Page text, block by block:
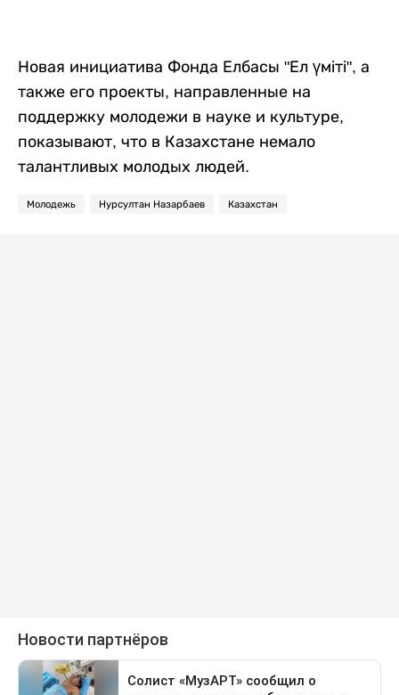
Новая инициатива Фонда Елбасы "Ел үміті", а
также его проекты, направленные на
поддержку молодежи в науке и культуре,
показывают, что в Казахстане немало
талантливых молодых людей.
Молодежь Нурсултан Назарбаев Казахстан